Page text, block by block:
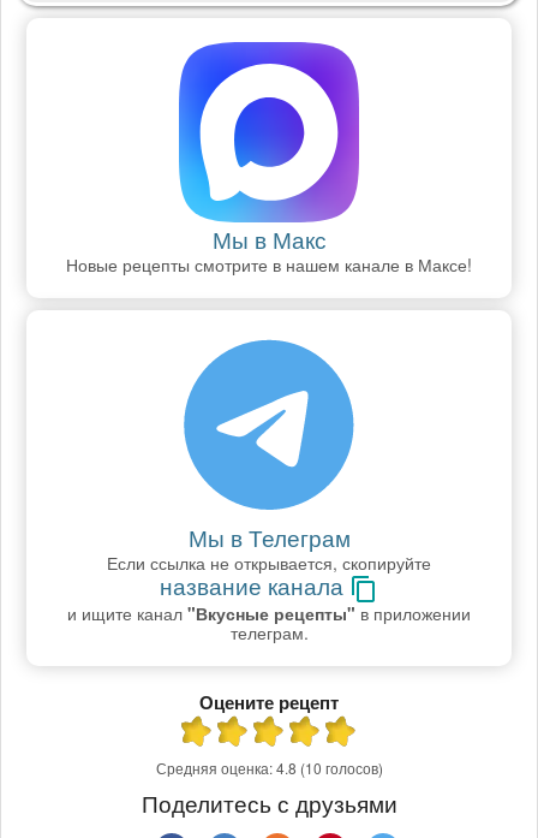
Мы в Макс
Новые рецепты смотрите в нашем канале в Максе!
Мы в Телеграм
Если ссылка не открывается, скопируйте
название канала
и ищите канал "Вкусные рецепты" в приложении
телеграм.
Оцените рецепт
Средняя оценка:4.8 (10 голосов)
Поделитесь с друзьями